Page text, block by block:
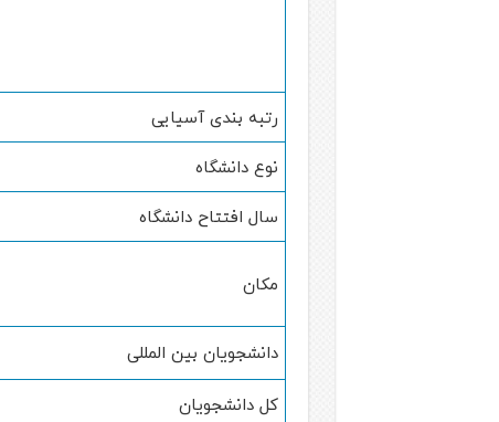
رتبه بندی آسیایی
نوع دانشگاه
سال افتتاح دانشگاه
مکان
دانشجویان بین المللی
کل دانشجویان